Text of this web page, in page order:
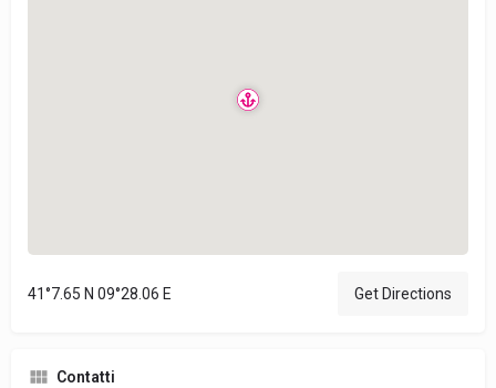
41°7.65 N 09°28.06 E Get Directions
Contatti